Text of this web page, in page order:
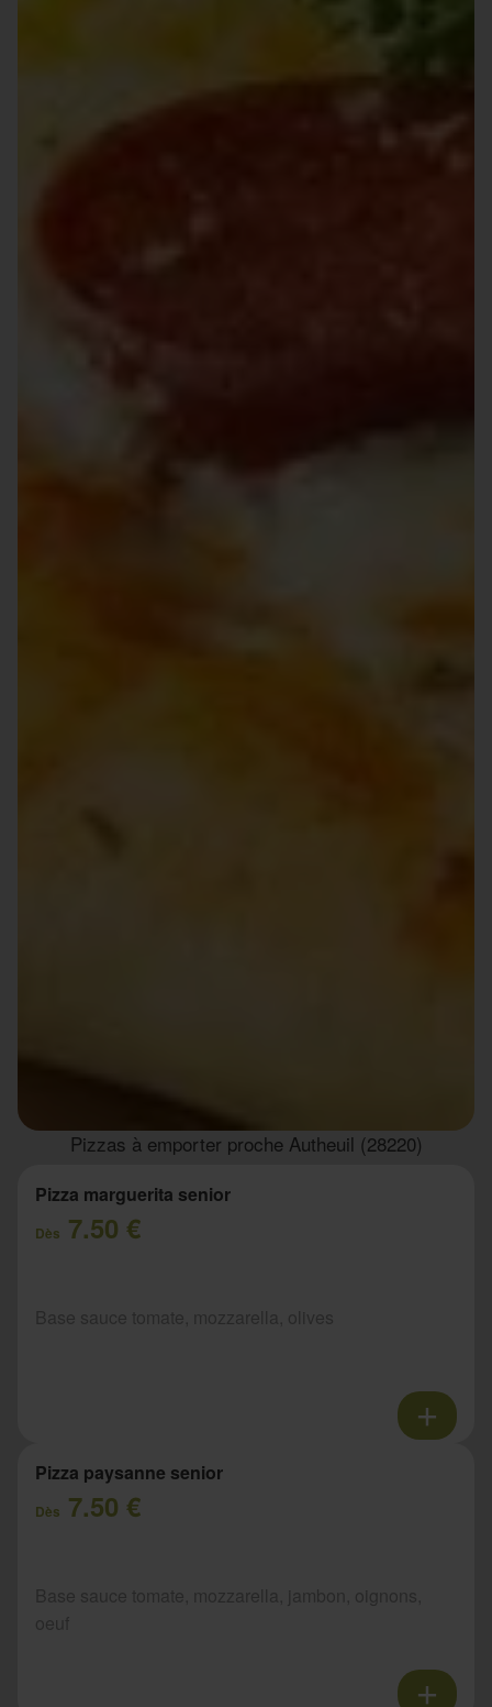
Pizzas à emporter proche Autheuil (28220)
Pizza marguerita senior
Dès 7.50 €
Pizza paysanne senior
Dès 7.50 €